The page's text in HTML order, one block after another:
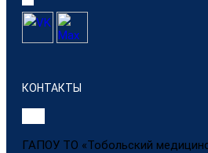
КОНТАКТЫ
ГАПОУ ТО «Тобольский